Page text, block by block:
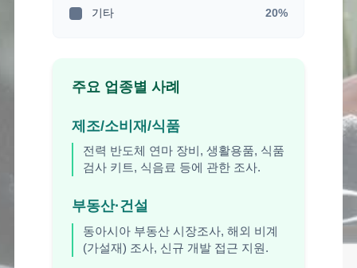
기타 20%
주요 업종별 사례
제조/소비재/식품
전력 반도체 연마 장비, 생활용품, 식품
검사 키트, 식음료 등에 관한 조사.
부동산·건설
동아시아 부동산 시장조사, 해외 비계
(가설재) 조사, 신규 개발 접근 지원.